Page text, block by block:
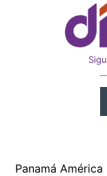
Panamá América